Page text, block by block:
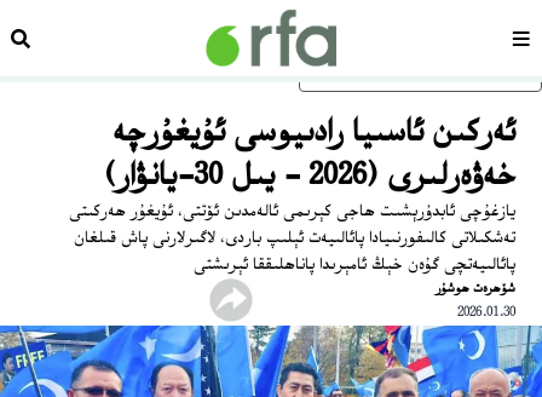
ئاساسلىق مەزمۇنغا ئاتلاڭسەھىپە
ئەركىن ئاسىيا رادىيوسى ئۇيغۇرچە
خەۋەرلىرى (2026 - يىل 30-يانۋار)
يازغۇچى ئابدۇرېشىت ھاجى كېرىمى ئالەمدىن ئۆتتى، ئۇيغۇر ھەركىتى
تەشكىلاتى كالىفورنىيادا پائالىيەت ئېلىپ باردى، لاگىرلارنى پاش قىلغان
پائالىيەتچى گۇەن خېڭ ئامېرىدا پاناھلىققا ئېرىشتى
شۆھرەت ھوشۇر
2026.01.30